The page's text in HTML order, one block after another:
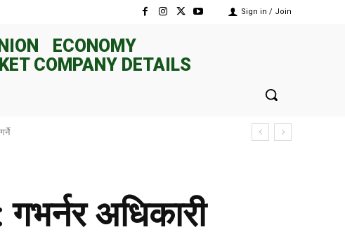
Sign in / Join
ECONOMY
COMPANY DETAILS
अधिकारी